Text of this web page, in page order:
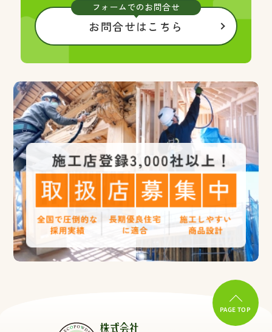
フォームでのお問合せ
お問合せはこちら
PAGE TOP